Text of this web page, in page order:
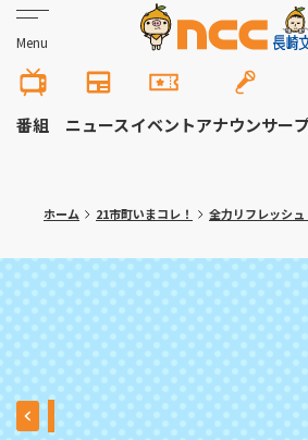
Menu
番組 ニュースイベントアナウンサー
ホーム 21市町いまコレ！ 全力リフレッシュ！～諫早